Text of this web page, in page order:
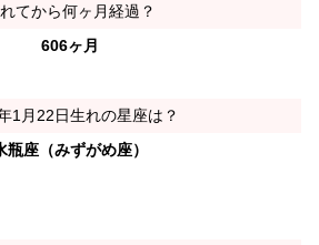
てから何ヶ月経過？
606ヶ月
1月22日生れの星座は？
瓶座（みずがめ座）